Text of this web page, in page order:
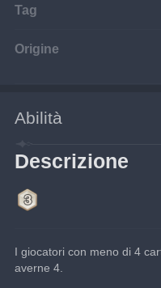
Tag
Origine
Abilità
Descrizione
I giocatori con meno di 4
averne 4.